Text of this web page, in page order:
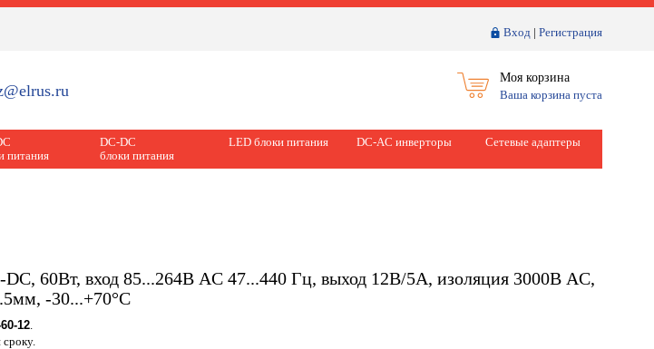
Вход | Регистрация
Моя корзина
Ваша корзина пуста
питания
DC-DC
блоки питания
LED блоки питания DC-AC инверторы Сетевые адаптеры
60Вт, вход 85...264В AC 47...440 Гц, выход 12В/5А, изоляция 3000В AC,
-30...+70°C
12